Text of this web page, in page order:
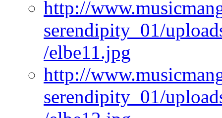
http://
serendipity_01/
/elbe11.jpg
http://
serendipity_01/